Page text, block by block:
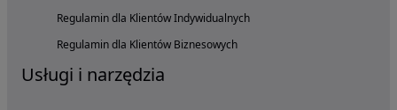
Regulamin dla Klientów Indywidualnych
Regulamin dla Klientów Biznesowych
Usługi i narzędzia